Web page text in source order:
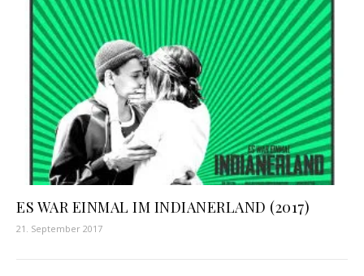
ES WAR EINMAL IM INDIANERLAND (2017)
21. September 2017